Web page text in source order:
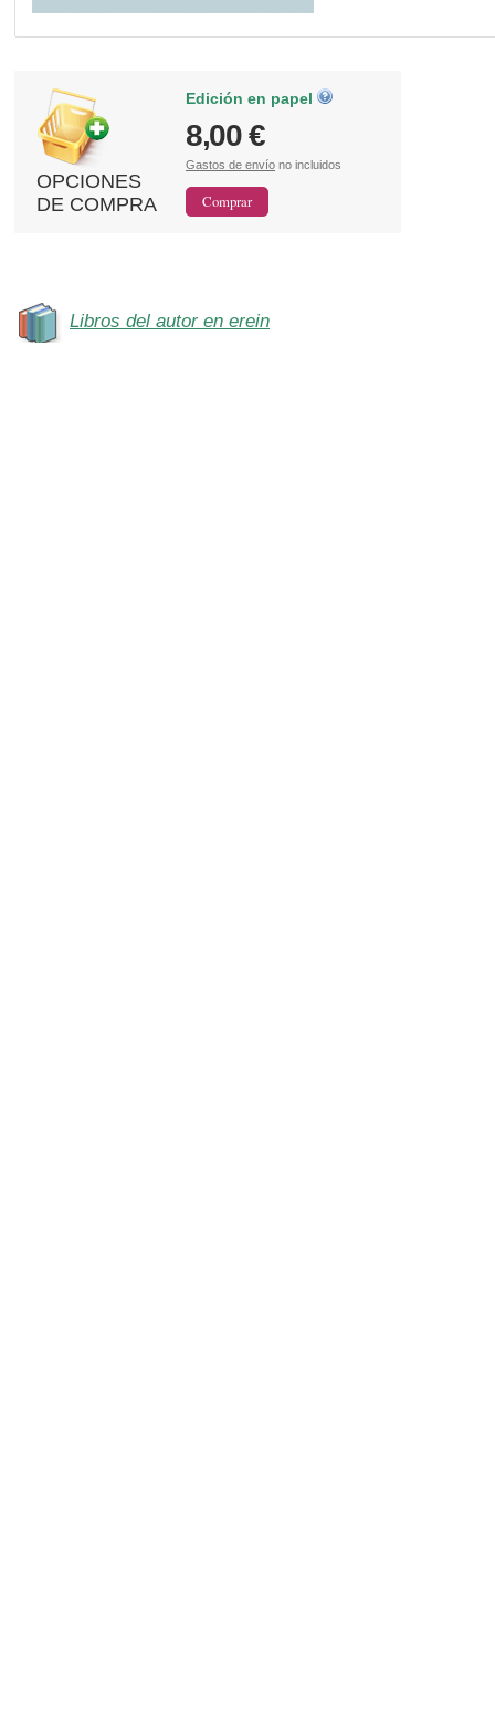
OPCIONES
DE COMPRA
Edición en papel
8,00 €
Gastos de envío no incluidos
Libros del autor en erein